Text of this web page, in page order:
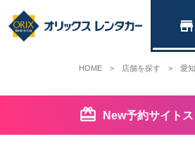
New予約サイト
HOME 店舗を探す 愛